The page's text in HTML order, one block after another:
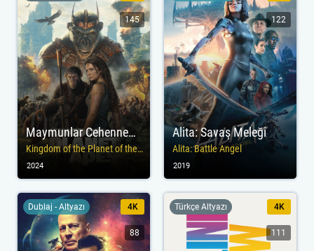
Maymunlar Cehennemi: Yeni Krallık
Kingdom of the Planet of the Apes
145
2024
Alita: Savaş Meleği
Alita: Battle Angel
122
2019
Dublaj - Altyazı 4K
88
Türkçe Altyazı 4K
111